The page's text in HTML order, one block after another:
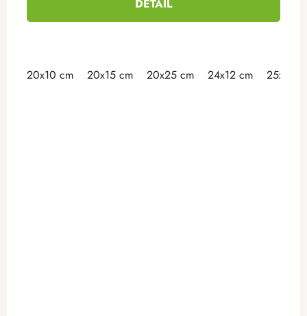
DETAIL
20x10 cm 20x15 cm 20x25 cm 24x12 cm 25x15